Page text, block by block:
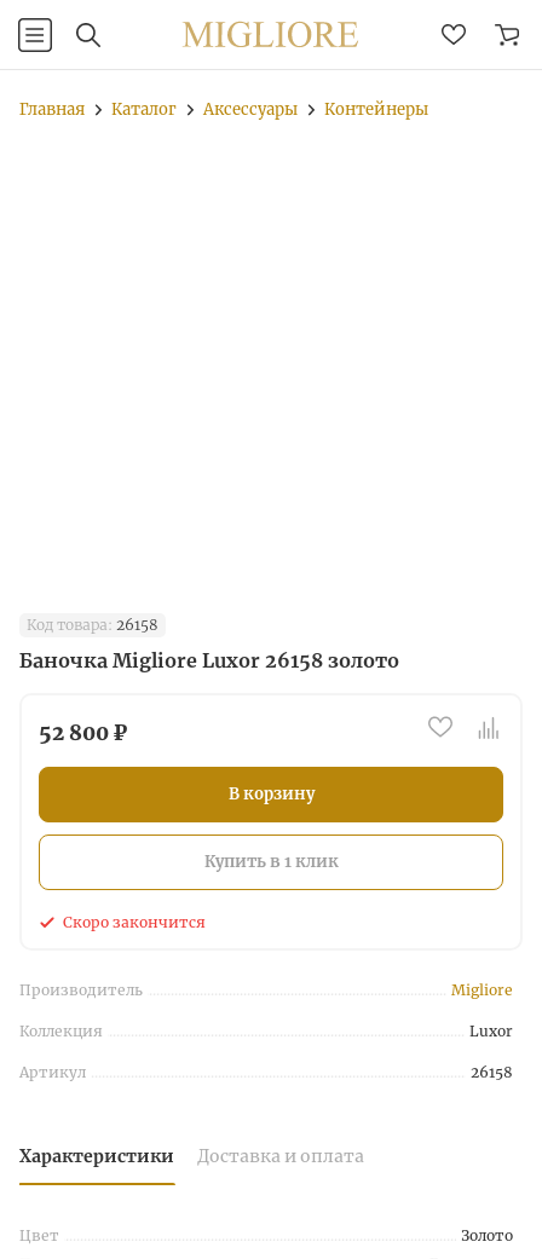
Главная Каталог Аксессуары Контейнеры
Код товара: 26158
Баночка Migliore Luxor 26158 золото
52 800 ₽
В корзину
Купить в 1 клик
Скоро закончится
Производитель Migliore
Коллекция Luxor
Артикул 26158
Характеристики Доставка и оплата
Цвет
Золото